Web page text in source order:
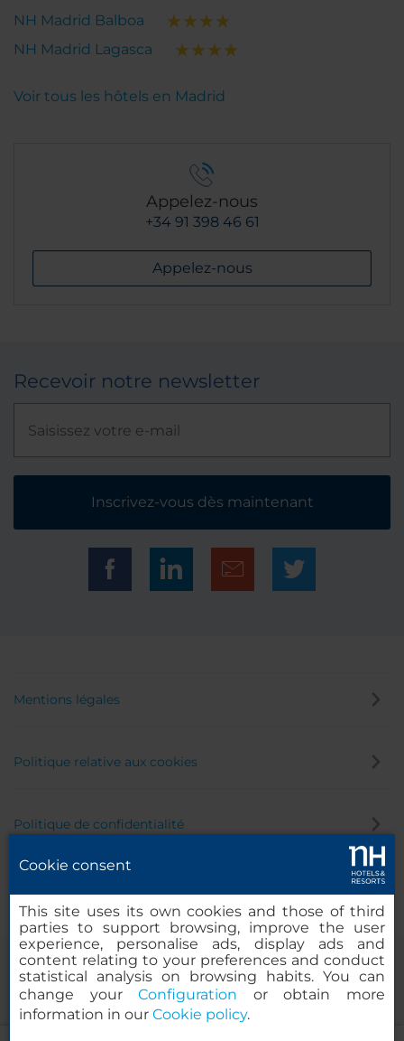
NH Madrid Balboa
NH Madrid Lagasca
Voir tous les hôtels en Madrid
Appelez-nous
+34 91 398 46 61
Appelez-nous
Recevoir notre newsletter
Inscrivez-vous dès maintenant
Mentions légales
Politique relative aux cookies
Politique de confidentialité
Cookie consent
This site uses its own cookies and those of third
parties to support browsing, improve the user
experience, personalise ads, display ads and
content relating to your preferences and conduct
statistical analysis on browsing habits. You can
change yourConfiguration or obtain more
information in our Cookie policy.